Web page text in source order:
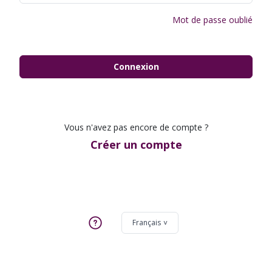
Mot de passe oublié
Connexion
Vous n'avez pas encore de compte ?
Créer un compte
Français